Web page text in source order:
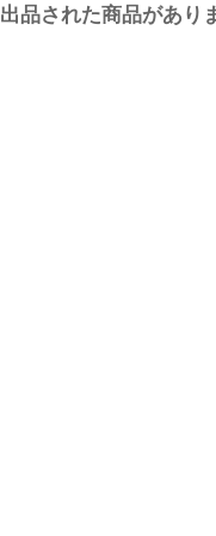
出品された商品があり